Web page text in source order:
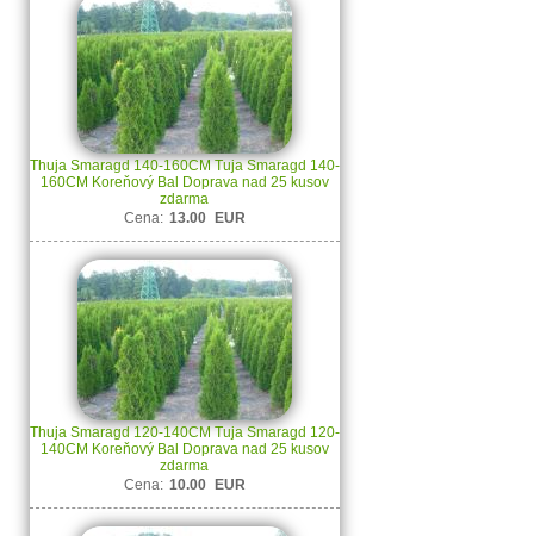
Thuja Smaragd 140-160CM Tuja Smaragd 140-
160CM Koreňový Bal Doprava nad 25 kusov
zdarma
Cena: 13.00 EUR
Thuja Smaragd 120-140CM Tuja Smaragd 120-
140CM Koreňový Bal Doprava nad 25 kusov
zdarma
Cena: 10.00 EUR